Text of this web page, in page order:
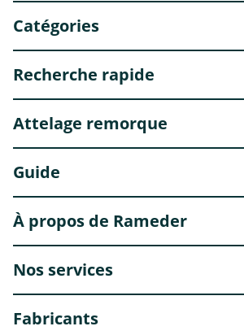
Catégories
Recherche rapide
Attelage remorque
Guide
À propos de Rameder
Nos services
Fabricants